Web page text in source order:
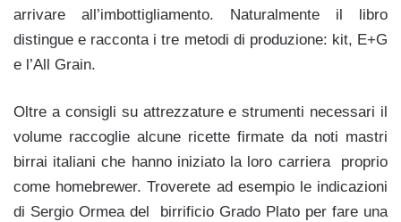
arrivare all’imbottigliamento. Naturalmente il libro
distingue e racconta i tre metodi di produzione: kit, E+G
e l’All Grain.
Oltre a consigli su attrezzature e strumenti necessari il
volume raccoglie alcune ricette firmate da noti mastri
birrai italiani che hanno iniziato la loro carriera proprio
come homebrewer. Troverete ad esempio le indicazioni
di Sergio Ormea del birrificio Grado Plato per fare una